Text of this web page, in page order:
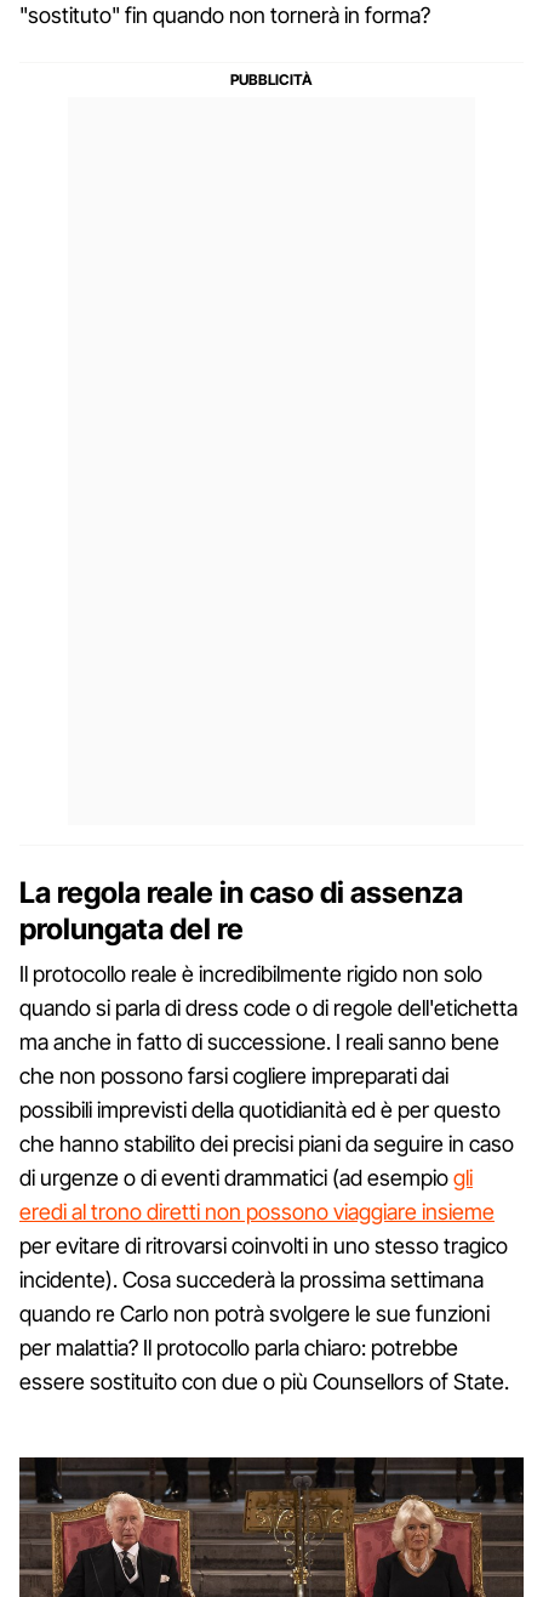
"sostituto" fin quando non tornerà in forma?
La regola reale in caso di assenza
prolungata del re
Il protocollo reale è incredibilmente rigido non solo
quando si parla di dress code o di regole dell'etichetta
ma anche in fatto di successione. I reali sanno bene
che non possono farsi cogliere impreparati dai
possibili imprevisti della quotidianità ed è per questo
che hanno stabilito dei precisi piani da seguire in caso
di urgenze o di eventi drammatici (ad esempiogli
eredi al trono diretti non possono viaggiare insieme
per evitare di ritrovarsi coinvolti in uno stesso tragico
incidente). Cosa succederà la prossima settimana
quando re Carlo non potrà svolgere le sue funzioni
per malattia? Il protocollo parla chiaro: potrebbe
essere sostituito con due o più Counsellors of State.